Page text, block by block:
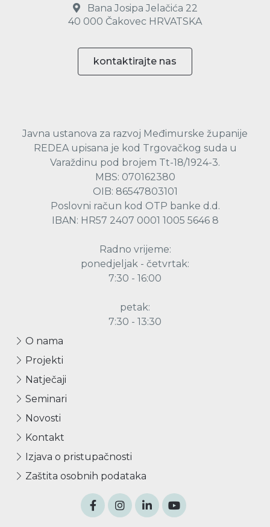
Bana Josipa Jelačića 22
40 000 Čakovec HRVATSKA
kontaktirajte nas
Javna ustanova za razvoj Međimurske županije
REDEA upisana je kod Trgovačkog suda u
Varaždinu pod brojem Tt-18/1924-3.
MBS: 070162380
OIB: 86547803101
Poslovni račun kod OTP banke d.d.
IBAN: HR57 2407 0001 1005 5646 8
Radno vrijeme:
ponedjeljak - četvrtak:
7:30 - 16:00
petak:
7:30 - 13:30
O nama
Projekti
Natječaji
Seminari
Novosti
Kontakt
Izjava o pristupačnosti
Zaštita osobnih podataka